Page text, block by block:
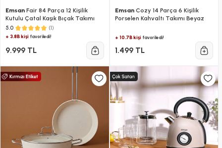
Emsan Fair 84 Parça 12 Kişilik
Kutulu Çatal Kaşık Bıçak Takımı
5.0 (1)
+ 3.8B kişi favoriledi!
9.999 TL
EmsanCozy 14 Parça 6 Kişilik
Porselen Kahvaltı Takımı Beyaz
+ 10.7B kişifavoriledi!
1.499 TL